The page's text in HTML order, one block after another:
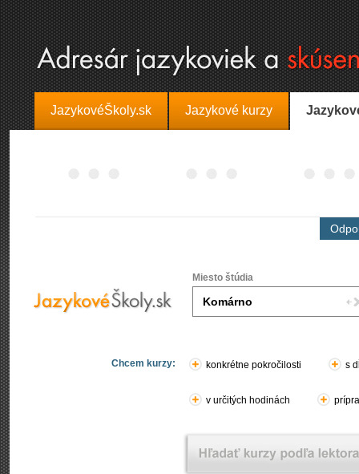
JazykovéŠkoly.sk Jazykové kurzy
Miesto štúdia
Chcem kurzy: konkrétne pokročilosti s
v určitých hodinách